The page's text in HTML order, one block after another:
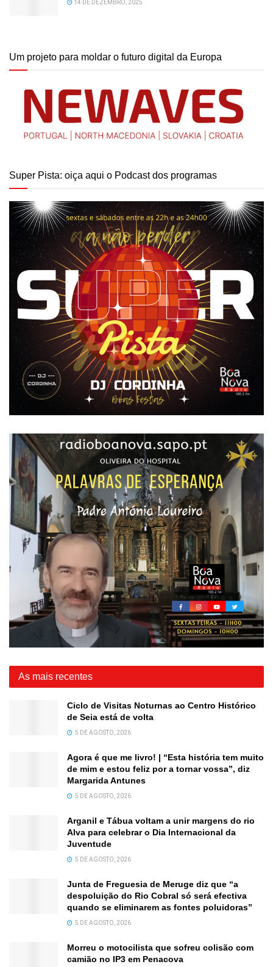
14 DE DEZEMBRO, 2025
Um projeto para moldar o futuro digital da Europa
Super Pista: oiça aqui o Podcast dos programas
As mais recentes
Ciclo de Visitas Noturnas ao Centro Histórico
de Seia está de volta
5 DE AGOSTO, 2026
Agora é que me livro! | “Esta história tem muito
de mim e estou feliz por a tornar vossa”, diz
Margarida Antunes
5 DE AGOSTO, 2026
Arganil e Tábua voltam a unir margens do rio
Alva para celebrar o Dia Internacional da
Juventude
5 DE AGOSTO, 2026
Junta de Freguesia de Meruge diz que “a
despoluição do Rio Cobral só será efectiva
quando se eliminarem as fontes poluidoras”
5 DE AGOSTO, 2026
Morreu o motocilista que sofreu colisão com
camião no IP3 em Penacova